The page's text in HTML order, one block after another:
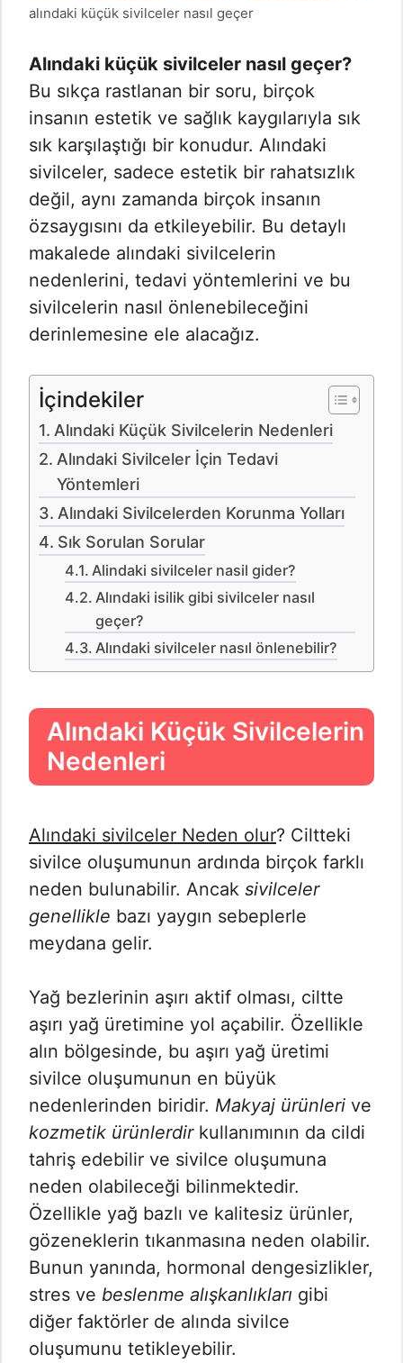
alındaki küçük sivilceler nasıl geçer
Alındaki küçük sivilceler nasıl geçer?
Bu sıkça rastlanan bir soru, birçok
insanın estetik ve sağlık kaygılarıyla sık
sık karşılaştığı bir konudur. Alındaki
sivilceler, sadece estetik bir rahatsızlık
değil, aynı zamanda birçok insanın
özsaygısını da etkileyebilir. Bu detaylı
makalede alındaki sivilcelerin
nedenlerini, tedavi yöntemlerini ve bu
sivilcelerin nasıl önlenebileceğini
derinlemesine ele alacağız.
İçindekiler
Alındaki Küçük Sivilcelerin Nedenleri
Alındaki Sivilceler İçin Tedavi
Yöntemleri
Alındaki Sivilcelerden Korunma Yolları
Sık Sorulan Sorular
Alindaki sivilceler nasil gider?
Alındaki isilik gibi sivilceler nasıl
geçer?
Alındaki sivilceler nasıl önlenebilir?
Alındaki Küçük Sivilcelerin
Nedenleri
Alındaki sivilceler Neden olur? Ciltteki
sivilce oluşumunun ardında birçok farklı
neden bulunabilir. Ancak sivilceler
genellikle bazı yaygın sebeplerle
meydana gelir.
Yağ bezlerinin aşırı aktif olması, ciltte
aşırı yağ üretimine yol açabilir. Özellikle
alın bölgesinde, bu aşırı yağ üretimi
sivilce oluşumunun en büyük
nedenlerinden biridir. Makyaj ürünleri ve
kozmetik ürünlerdirkullanımının da cildi
tahriş edebilir ve sivilce oluşumuna
neden olabileceği bilinmektedir.
Özellikle yağ bazlı ve kalitesiz ürünler,
gözeneklerin tıkanmasına neden olabilir.
Bunun yanında, hormonal dengesizlikler,
stres ve beslenme alışkanlıkları gibi
diğer faktörler de alında sivilce
oluşumunu tetikleyebilir.